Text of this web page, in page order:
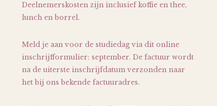
Deelnemerskosten zijn inclusief koffie en thee,
lunch en borrel.
Meld je aan voor de studiedag via dit online
inschrijfformulier: september. De factuur wordt
na de uiterste inschrijfdatum verzonden naar
het bij ons bekende factuuradres.